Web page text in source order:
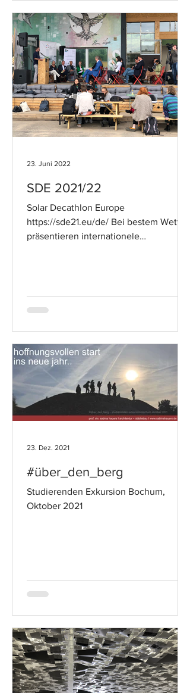
SDE 2021/22
Solar Decathlon Europe
https://sde21.eu/de/ Bei bestem Wetter
präsentieren internationele
23. Juni 2022
#über_den_berg
Studierenden Exkursion Bochum,
Oktober 2021
23. Dez. 2021